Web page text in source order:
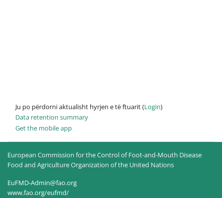
Ju po përdorni aktualisht hyrjen e të ftuarit (Login)
Data retention summary
Get the mobile app
European Commission for the Control of Foot-and-Mouth Disease
Food and Agriculture Organization of the United Nations
EuFMD-Admin@fao.org
www.fao.org/eufmd/